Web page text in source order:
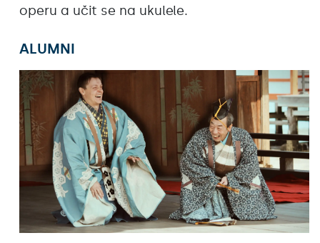
operu a učit se na ukulele.
ALUMNI